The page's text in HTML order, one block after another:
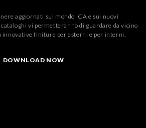
aggiornati sul mondo ICA e sui nuovi
vi permetteranno di guardare da vicino
innovative finiture per esterni e per interni.
DOWNLOAD NOW